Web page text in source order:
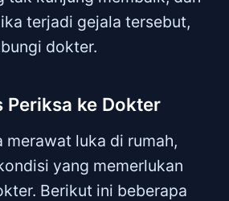
terjadi gejala tersebut,
dokter.
Periksa ke Dokter
merawat luka di rumah,
yang memerlukan
Berikut ini beberapa